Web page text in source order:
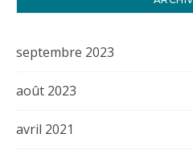
septembre 2023
août 2023
avril 2021